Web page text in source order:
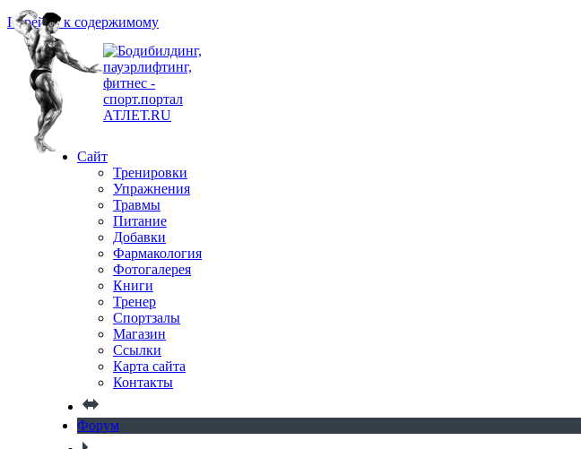
Перейти к содержимому
Сайт
Тренировки
Упражнения
Травмы
Питание
Добавки
Фармакология
Фотогалерея
Книги
Тренер
Спортзалы
Магазин
Ссылки
Карта сайта
Контакты
Форум